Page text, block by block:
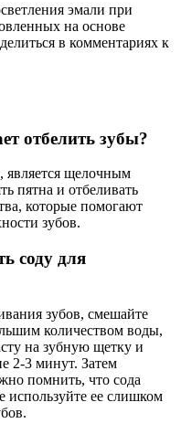
эмали при
на основе
в комментариях к
отбелить зубы?
является щелочным
пятна и отбеливать
которые помогают
зубов.
соду для
зубов, смешайте
количеством воды,
на зубную щетку и
2-3 минут. Затем
помнить, что сода
используйте ее слишком